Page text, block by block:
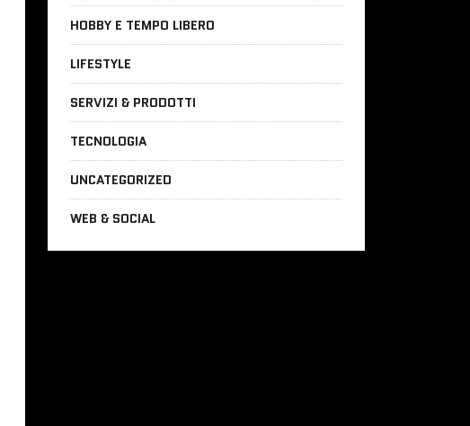
HOBBY E TEMPO LIBERO
LIFESTYLE
SERVIZI & PRODOTTI
TECNOLOGIA
UNCATEGORIZED
WEB & SOCIAL